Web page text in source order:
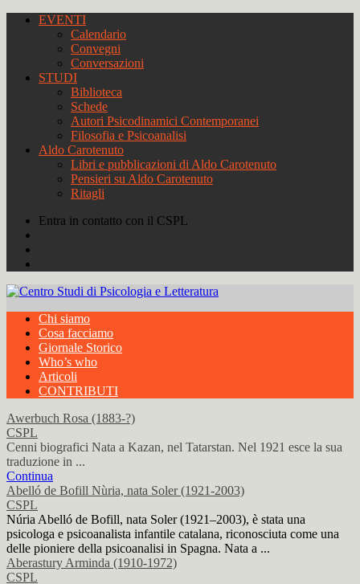
EVENTI
Calendario
Convegni
Conversazioni
STUDI
Biblioteca
Schede
Autori Psicodinamici Contemporanei
Filosofia e Psicoanalisi
Aldo Carotenuto
Libri e pubblicazioni di Aldo Carotenuto
Pensieri su Aldo Carotenuto
Ritagli
Entra in contatto con il CSPL
Chi siamo
Cosa facciamo
Giornale Storico
Who’s who
Articoli
CONTRIBUTI
Awerbuch Rosa (1883-?)
CSPL
Cenni biografici Nata a Kazan, nel Tatarstan. Nel 1921 esce la sua
traduzione in ...
Continua
Abelló de Bofill Nùria, nata Soler (1921-2003)
CSPL
Núria Abelló de Bofill, nata Soler (1921–2003), è stata una
psicologa e psicoanalista infantile catalana, riconosciuta come una
delle pioniere della psicoanalisi in Spagna. Nata a ...
Aberastury Arminda (1910-1972)
CSPL